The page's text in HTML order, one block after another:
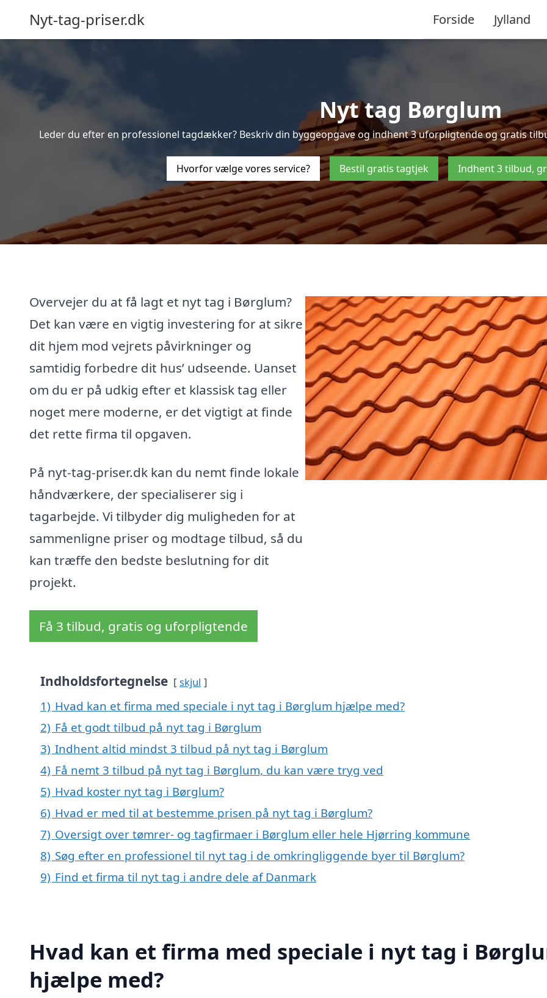
Nyt-tag-priser.dk Forside Jylland
Nyt tag Børglum
Leder du efter en professionel tagdækker? Beskriv din byggeopgave og indhent 3 uforpligtende og gratis
Hvorfor vælge vores service? Bestil gratis tagtjek Indhent 3 tilbud,
Overvejer du at få lagt et nyt tag i Børglum?
Det kan være en vigtig investering for at sikre
dit hjem mod vejrets påvirkninger og
samtidig forbedre dit hus’ udseende. Uanset
om du er på udkig efter et klassisk tag eller
noget mere moderne, er det vigtigt at finde
det rette firma til opgaven.
På nyt-tag-priser.dk kan du nemt finde lokale
håndværkere, der specialiserer sig i
tagarbejde. Vi tilbyder dig muligheden for at
sammenligne priser og modtage tilbud, så du
kan træffe den bedste beslutning for dit
projekt.
Få 3 tilbud, gratis og uforpligtende
Indholdsfortegnelse skjul
1) Hvad kan et firma med speciale i nyt tag i Børglum hjælpe med?
2) Få et godt tilbud på nyt tag i Børglum
3) Indhent altid mindst 3 tilbud på nyt tag i Børglum
4) Få nemt 3 tilbud på nyt tag i Børglum, du kan være tryg ved
5) Hvad koster nyt tag i Børglum?
6) Hvad er med til at bestemme prisen på nyt tag i Børglum?
7) Oversigt over tømrer- og tagfirmaer i Børglum eller hele Hjørring kommune
8) Søg efter en professionel til nyt tag i de omkringliggende byer til Børglum?
9) Find et firma til nyt tag i andre dele af Danmark
Hvad kan et firma med speciale i nyt tag i
hjælpe med?